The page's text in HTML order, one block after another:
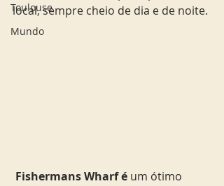
Toulouse
Mundo
local, sempre cheio de dia e de noite.
Fishermans Wharf é um ótimo